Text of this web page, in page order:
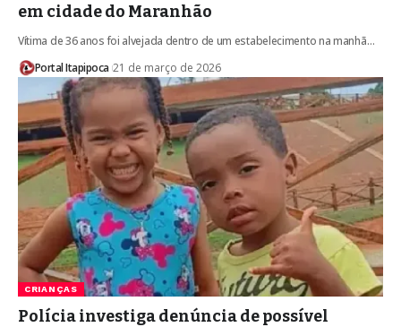
em cidade do Maranhão
Vítima de 36 anos foi alvejada dentro de um estabelecimento na manhã…
Portal Itapipoca 21 de março de 2026
CRIANÇAS
Polícia investiga denúncia de possível